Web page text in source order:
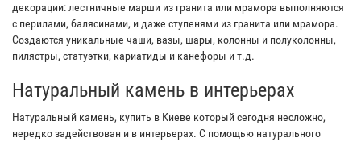
декорации: лестничные марши из гранита или мрамора выполняются
с перилами, балясинами, и даже ступенями из гранита или мрамора.
Создаются уникальные чаши, вазы, шары, колонны и полуколонны,
пилястры, статуэтки, кариатиды и канефоры и т.д.
Натуральный камень в интерьерах
Натуральный камень, купить в Киеве который сегодня несложно,
нередко задействован и в интерьерах. С помощью натурального